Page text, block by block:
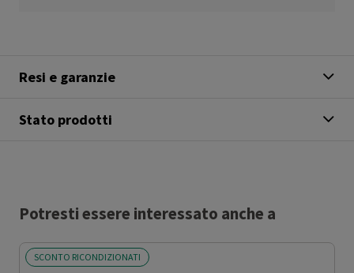
Resi e garanzie
Stato prodotti
Potresti essere interessato anche a
SCONTO RICONDIZIONATI